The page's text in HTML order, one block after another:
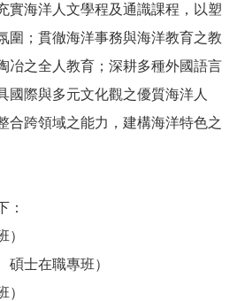
海洋人文學程及通識課程，以塑
圍；貫徹海洋事務與海洋教育之教
冶之全人教育；深耕多種外國語言
國際與多元文化觀之優質海洋人
合跨領域之能力，建構海洋特色之
：
）
碩士在職專班）
）